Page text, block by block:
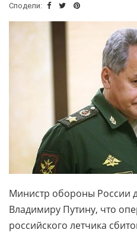
Сподели:
Министр обороны России
Владимиру Путину, что
российского летчика